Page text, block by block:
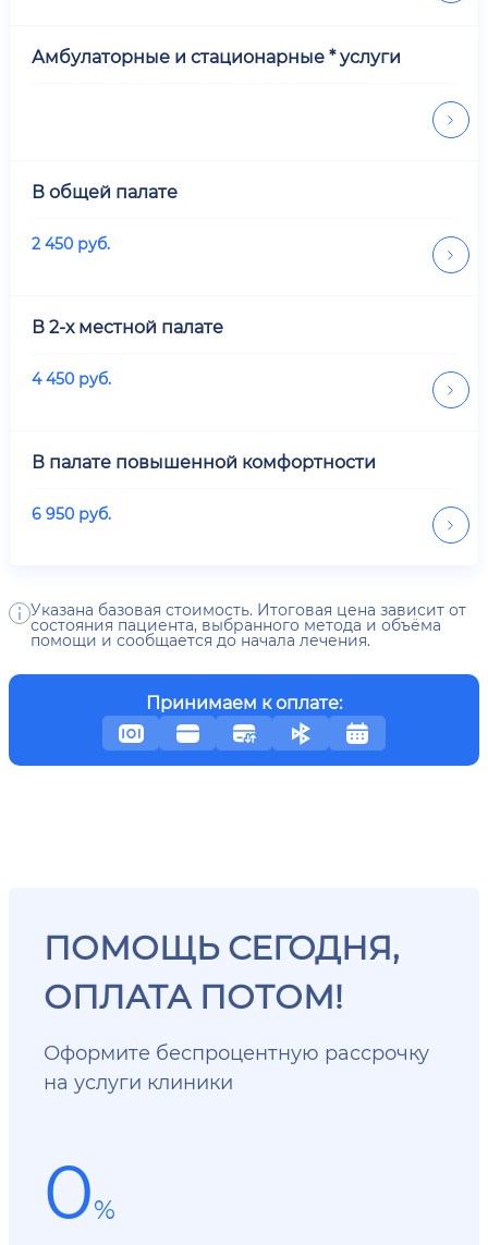
Амбулаторные и стационарные * услуги
В общей палате
2 450 руб.
В 2-х местной палате
4 450 руб.
В палате повышенной комфортности
6 950 руб.
Указана базовая стоимость. Итоговая цена зависит от
состояния пациента, выбранного метода и объёма
помощи и сообщается до начала лечения.
Принимаем к оплате:
ПОМОЩЬ СЕГОДНЯ,
ОПЛАТА ПОТОМ!
Оформите беспроцентную рассрочку
на услуги клиники
0%